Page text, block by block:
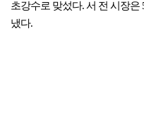
초강수로 맞섰다. 서 전 시장은
냈다.